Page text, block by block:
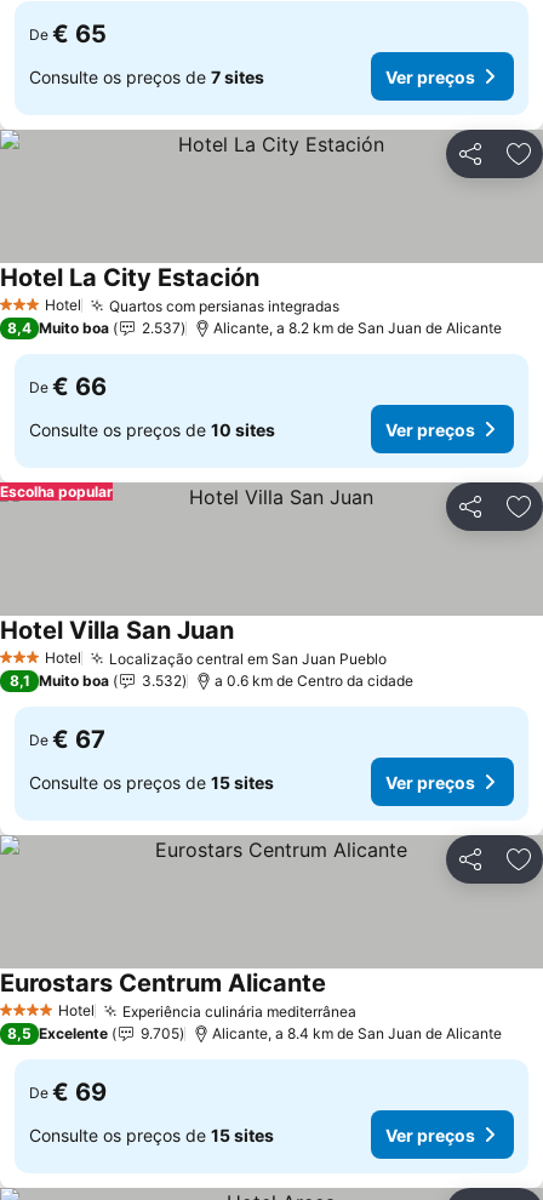
De € 65
Consulte os preços de 7 sites Ver preços
Partilhar
3 EstrelasHotel Quartos com persianas integradas
Hotel La City Estación
8,4 Muito boa 2.537 Alicante, a 8.2 km de San Juan de Alicante
De € 66
Consulte os preços de 10 sites Ver preços
Partilhar
Escolha popular
3 EstrelasHotel Localização central em San Juan Pueblo
Hotel Villa San Juan
8,1 Muito boa 3.532 a 0.6 km de Centro da cidade
De € 67
Consulte os preços de 15 sites Ver preços
Partilhar
4 EstrelasHotel Experiência culinária mediterrânea
Eurostars Centrum Alicante
8,5 Excelente 9.705 Alicante, a 8.4 km de San Juan de Alicante
De € 69
Consulte os preços de 15 sites Ver preços